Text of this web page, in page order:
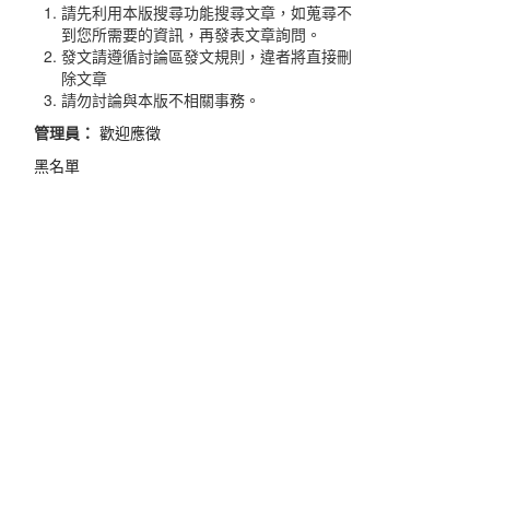
請先利用本版搜尋功能搜尋文章，如蒐尋不
到您所需要的資訊，再發表文章詢問。
發文請遵循討論區發文規則，違者將直接刪
除文章
請勿討論與本版不相關事務。
管理員： 歡迎應徵
黑名單